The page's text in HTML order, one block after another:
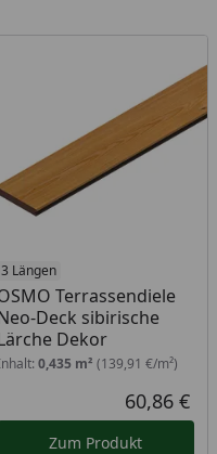
Preis
3 Längen
Terrassendiele
Deck sibirische
Dekor
0,435 m² (139,91 €/m²)
60,86 €
Zum Produkt